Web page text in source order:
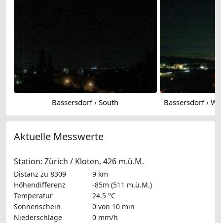
Bassersdorf › South
Aktuelle Messwerte
Station: Zürich / Kloten, 426 m.ü.M.
Distanz zu 8309
9 km
Höhendifferenz
-85m (511 m.ü.M.)
Temperatur
24.5 °C
Sonnenschein
0 von 10 min
Niederschläge
0 mm/h